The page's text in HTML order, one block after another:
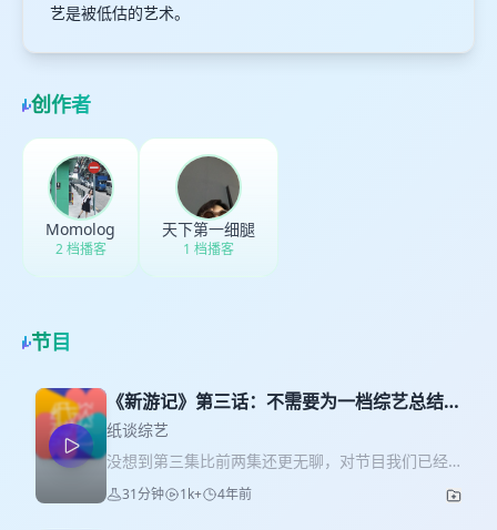
艺是被低估的艺术。
创作者
Momolog
2 档播客
天下第一细腿
1 档播客
节目
《新游记》第三话：不需要为一档综艺总结中
心思想
纸谈综艺
没想到第三集比前两集还更无聊，对节目我们已经
逐渐失去信心。听了一期严敏的播客采访，道理似
乎讲得都很好，但为什么节目不好看呢？但还是尊
31分钟 1k+ 4年前